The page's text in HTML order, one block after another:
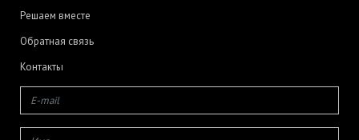
Решаем вместе
Обратная связь
Контакты